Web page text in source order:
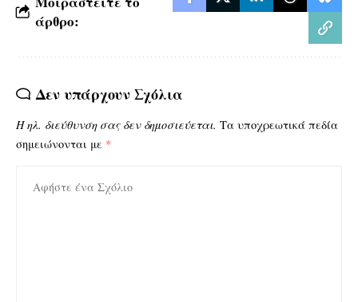
άρθρο:
Δεν υπάρχουν Σχόλια
Η ηλ. διεύθυνση σας δεν δημοσιεύεται. Τα υποχρεωτικά πεδία
σημειώνονται με *